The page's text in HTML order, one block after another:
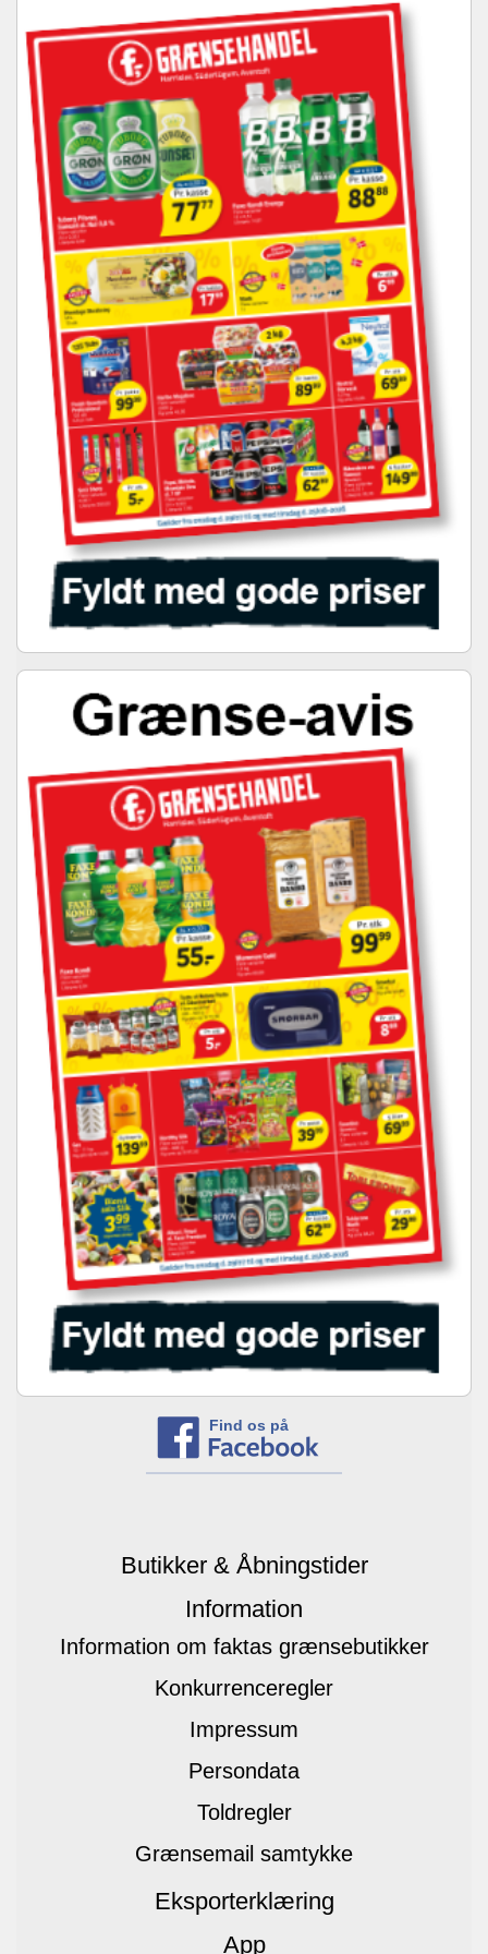
Find os på
Butikker & Åbningstider
Information
Information om faktas grænsebutikker
Konkurrenceregler
Impressum
Persondata
Toldregler
Grænsemail samtykke
Eksporterklæring
App